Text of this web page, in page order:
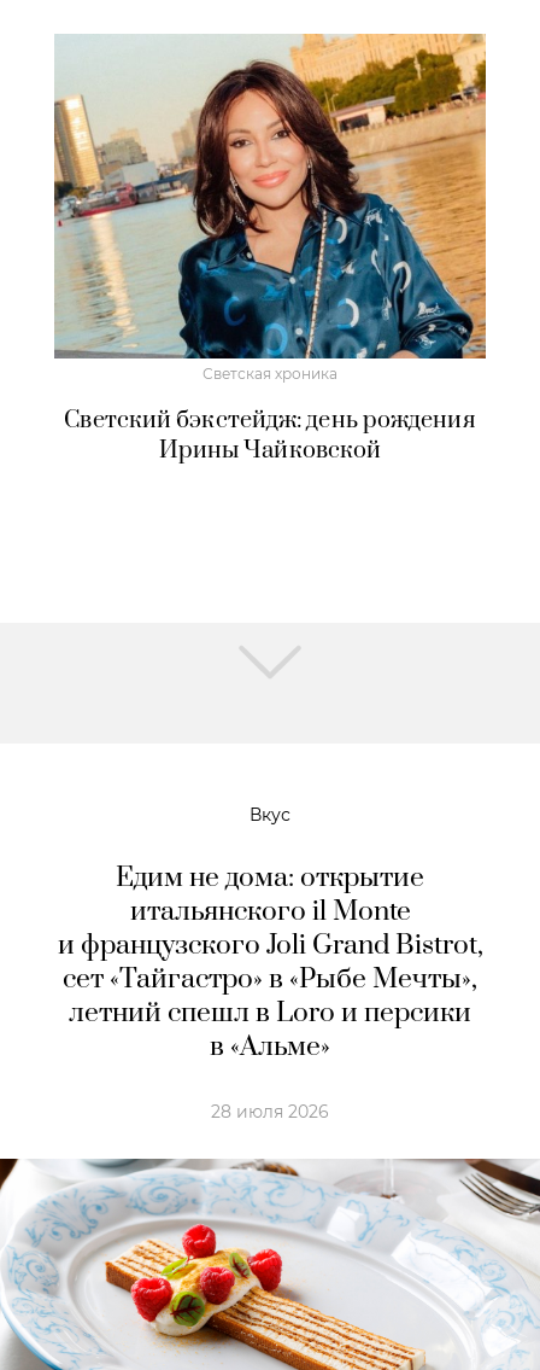
Светская хроника
Светский бэкстейдж: день рождения
Ирины Чайковской
Вкус
Едим не дома: открытие
итальянского il Monte
и французского Joli Grand Bistrot,
сет «Тайгастро» в «Рыбе Мечты»,
летний спешл в Loro и персики
в «Альме»
28 июля 2026